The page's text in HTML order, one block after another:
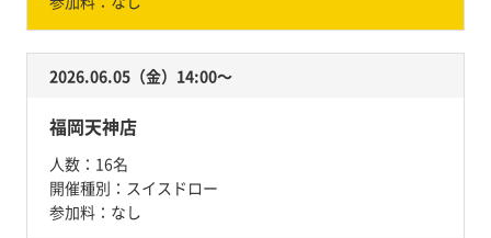
2026.06.05（金）14:00〜
福岡天神店
人数： 16名
開催種別： スイスドロー
参加料： なし